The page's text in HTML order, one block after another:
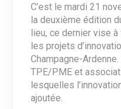
C’est le mardi 21
la deuxième édition
lieu, ce dernier vise
les projets
Champagne-
TPE/PME et
lesquelles
ajoutée.